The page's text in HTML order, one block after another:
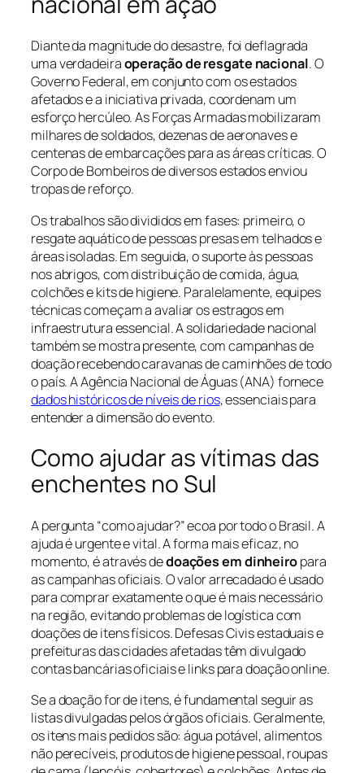
Diante da magnitude do desastre, foi deflagrada
uma verdadeiraoperação de resgate nacional. O
Governo Federal, em conjunto com os estados
afetados e a iniciativa privada, coordenam um
esforço hercúleo. As Forças Armadas mobilizaram
milhares de soldados, dezenas de aeronaves e
centenas de embarcações para as áreas críticas. O
Corpo de Bombeiros de diversos estados enviou
tropas de reforço.
Os trabalhos são divididos em fases: primeiro, o
resgate aquático de pessoas presas em telhados e
áreas isoladas. Em seguida, o suporte às pessoas
nos abrigos, com distribuição de comida, água,
colchões e kits de higiene. Paralelamente, equipes
técnicas começam a avaliar os estragos em
infraestrutura essencial. A solidariedade nacional
também se mostra presente, com campanhas de
doação recebendo caravanas de caminhões de todo
o país. A Agência Nacional de Águas (ANA) fornece
dados históricos de níveis de rios, essenciais para
entender a dimensão do evento.
Como ajudar as vítimas das
enchentes no Sul
A pergunta “como ajudar?” ecoa por todo o Brasil. A
ajuda é urgente e vital. A forma mais eficaz, no
momento, é através dedoações em dinheiropara
as campanhas oficiais. O valor arrecadado é usado
para comprar exatamente o que é mais necessário
na região, evitando problemas de logística com
doações de itens físicos. Defesas Civis estaduais e
prefeituras das cidades afetadas têm divulgado
contas bancárias oficiais e links para doação online.
Se a doação for de itens, é fundamental seguir as
listas divulgadas pelos órgãos oficiais. Geralmente,
os itens mais pedidos são: água potável, alimentos
não perecíveis, produtos de higiene pessoal, roupas